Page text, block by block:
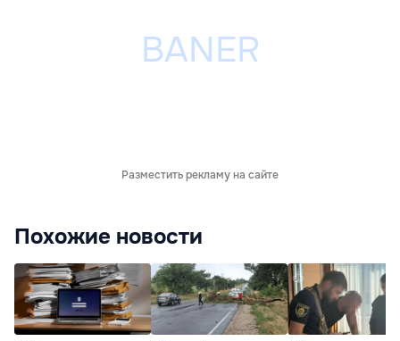
Разместить рекламу на сайте
Похожие новости